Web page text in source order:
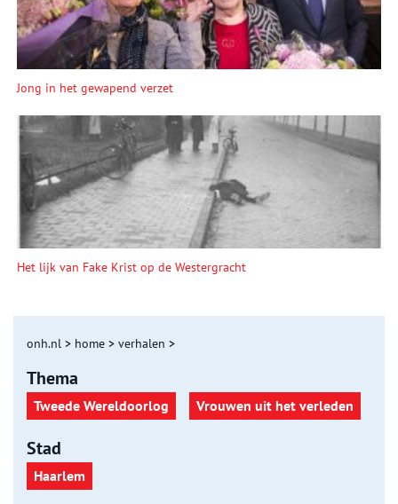
Jong in het gewapend verzet
Het lijk van Fake Krist op de Westergracht
onh.nl > home > verhalen >
Thema
Tweede Wereldoorlog Vrouwen uit het verleden
Stad
Haarlem